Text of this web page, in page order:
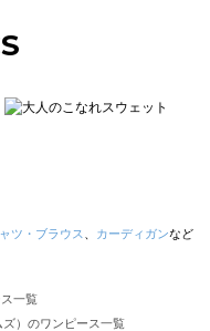
ツ・ブラウス カーディガンなど
一覧
）のワンピース一覧